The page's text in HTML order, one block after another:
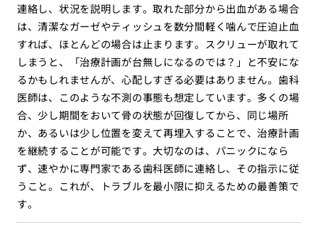
連絡し、状況を説明します。取れた部分から出血がある場合
は、清潔なガーゼやティッシュを数分間軽く噛んで圧迫止血
すれば、ほとんどの場合は止まります。スクリューが取れて
しまうと、「治療計画が台無しになるのでは？」と不安にな
るかもしれませんが、心配しすぎる必要はありません。歯科
医師は、このような不測の事態も想定しています。多くの場
合、少し期間をおいて骨の状態が回復してから、同じ場所
か、あるいは少し位置を変えて再埋入することで、治療計画
を継続することが可能です。大切なのは、パニックになら
ず、速やかに専門家である歯科医師に連絡し、その指示に従
うこと。これが、トラブルを最小限に抑えるための最善策で
す。